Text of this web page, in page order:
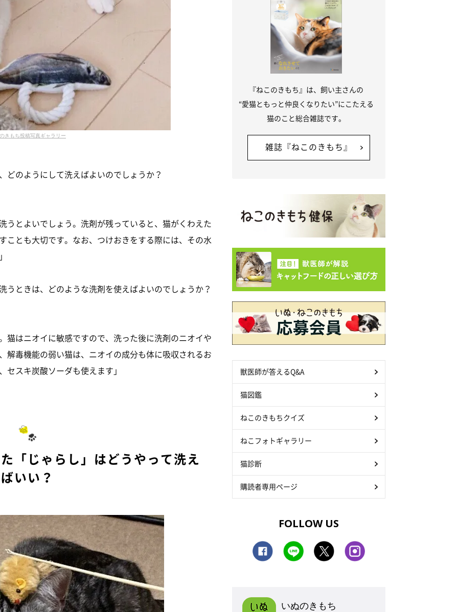
きもち投稿写真ギャラリー
のようにして洗えばよいのでしょうか？
うとよいでしょう。洗剤が残っていると、猫がくわえた
ことも大切です。なお、つけおきをする際には、その水
ときは、どのような洗剤を使えばよいのでしょうか？
猫はニオイに敏感ですので、洗った後に洗剤のニオイや
解毒機能の弱い猫は、ニオイの成分も体に吸収されるお
スキ炭酸ソーダも使えます」
「じゃらし」はどうやって洗え
ばいい？
『ねこのきもち』は、飼い主さんの
“愛猫ともっと仲良くなりたい”にこたえる
猫のこと総合雑誌です。
雑誌『ねこのきもち』
獣医師が答えるQ&A
猫図鑑
ねこのきもちクイズ
ねこフォトギャラリー
猫診断
購読者専用ページ
FOLLOW US
いぬのきもち